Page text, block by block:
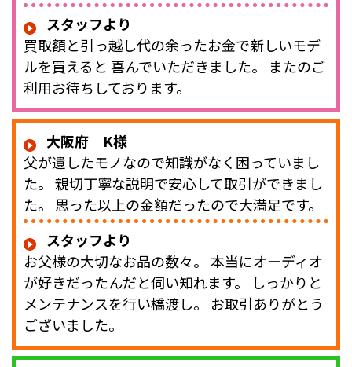
スタッフより
買取額と引っ越し代の余ったお金で新しいモデ
ルを買えると 喜んでいただきました。 またのご
利用お待ちしております。
大阪府 K様
父が遺したモノなので知識がなく困っていまし
た。 親切丁寧な説明で安心して取引ができまし
た。 思った以上の金額だったので大満足です。
スタッフより
お父様の大切なお品の数々。 本当にオーディオ
が好きだったんだと伺い知れます。 しっかりと
メンテナンスを行い橋渡し。 お取引ありがとう
ございました。